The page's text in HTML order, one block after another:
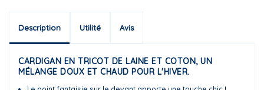
Description Utilité Avis
CARDIGAN EN TRICOT DE LAINE ET COTON, UN
MÉLANGE DOUX ET CHAUD POUR L'HIVER.